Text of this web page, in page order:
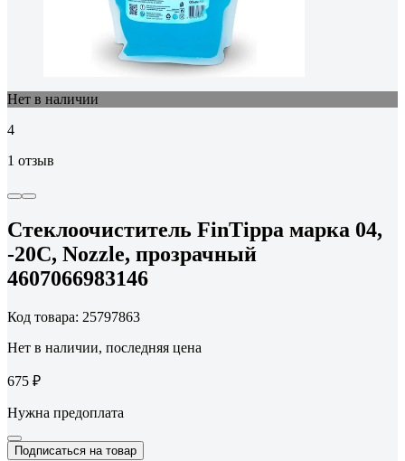
Нет в наличии
4
1 отзыв
Стеклоочиститель FinTippa марка 04,
-20С, Nozzle, прозрачный
4607066983146
Код товара: 25797863
Нет в наличии, последняя цена
675 ₽
Нужна предоплата
Подписаться на товар